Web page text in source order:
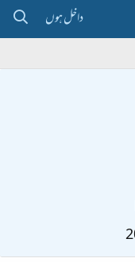
داخل ہوں